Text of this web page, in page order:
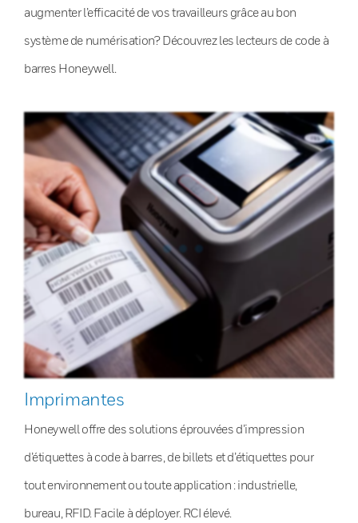
augmenter l’efficacité de vos travailleurs grâce au bon
système de numérisation? Découvrez les lecteurs de code à
barres Honeywell.
Imprimantes
Honeywell offre des solutions éprouvées d’impression
d’étiquettes à code à barres, de billets et d’étiquettes pour
tout environnement ou toute application : industrielle,
bureau, RFID. Facile à déployer. RCI élevé.